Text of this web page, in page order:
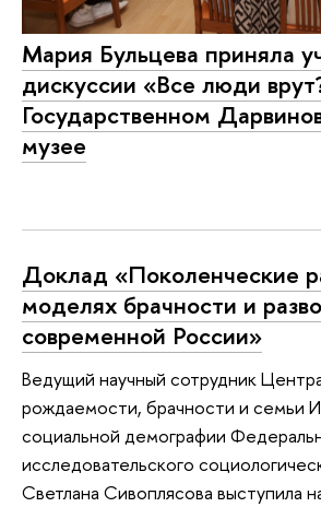
Мария Бульцева приняла
дискуссии «Все люди
Государственном
музее
Доклад «Поколенческие
моделях брачности и
современной России»
Ведущий научный сотрудник
рождаемости, брачности и семьи
социальной демографии
исследовательского
Светлана Сивоплясова выступила